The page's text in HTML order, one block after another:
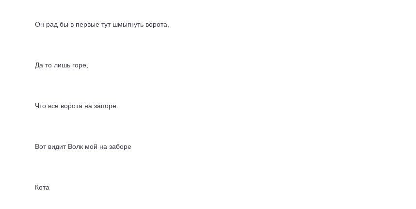
Он рад бы в первые тут шмыгнуть ворота,
Да то лишь горе,
Что все ворота на запоре.
Вот видит Волк мой на заборе
Кота